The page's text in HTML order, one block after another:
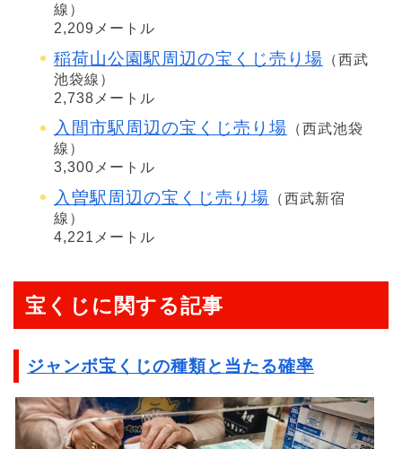
線）
2,209メートル
稲荷山公園駅周辺の宝くじ売り場 （西武
池袋線）
2,738メートル
入間市駅周辺の宝くじ売り場 （西武池袋
線）
3,300メートル
入曽駅周辺の宝くじ売り場 （西武新宿
線）
4,221メートル
宝くじに関する記事
ジャンボ宝くじの種類と当たる確率